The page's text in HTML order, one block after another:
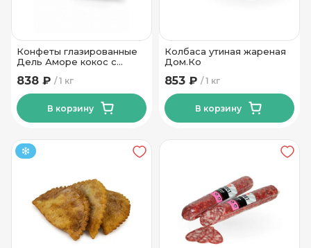
Конфеты глазированные
Дель Аморе кокос с
идея 1 кг 1 кг
838 ₽
В корзину
Колбаса утиная жареная
Дом.Ко
1 кг
853 ₽
В корзину